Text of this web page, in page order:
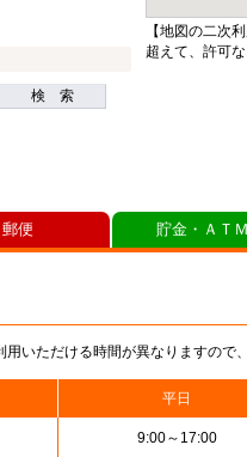
検 索
【地図の二次
超えて、許可
いただける時間が異なりますので
平日
9:00～17:00
郵便 貯金・ＡＴ